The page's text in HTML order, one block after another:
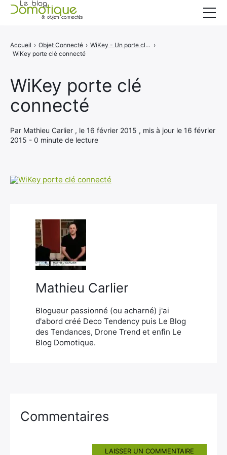
WiKey porte clé
connecté
Par Mathieu Carlier , le 16 février 2015 , mis à jour le 16 février
2015 - 0 minute de lecture
Accueil › Objet Connecté › WiKey - Un porte clé de stockage cloud ›
WiKey porte clé connecté
Mathieu Carlier
Blogueur passionné (ou acharné) j'ai
d'abord créé Deco Tendency puis Le Blog
des Tendances, Drone Trend et enfin Le
Blog Domotique.
Commentaires
LAISSER UN COMMENTAIRE
Catégories
A propos
CONTACT
Rechercher
: